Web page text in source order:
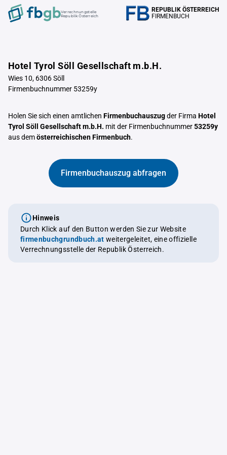
Verrechnungstelle
Republik Österreich
REPUBLIK ÖSTERREICH
FIRMENBUCH
Hotel Tyrol Söll Gesellschaft m.b.H.
Wies 10, 6306 Söll
Firmenbuchnummer 53259y
Holen Sie sich einen amtlichen Firmenbuchauszugder Firma Hotel
Tyrol Söll Gesellschaft m.b.H. mit der Firmenbuchnummer53259y
aus demösterreichischen Firmenbuch.
Firmenbuchauszug abfragen
Hinweis
Durch Klick auf den Button werden Sie zur Website
firmenbuchgrundbuch.at weitergeleitet, eine offizielle
Verrechnungsstelle der Republik Österreich.